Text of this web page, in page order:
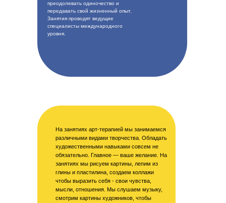
преодолевать одиночество и
передавать свой жизненный опыт.
Занятия проводят ведущие
специалисты международного
уровня.
На занятиях арт-терапией мы занимаемся
различными видами творчества. Обладать
художественными навыками совсем не
обязательно. Главное — ваше желание. На
занятиях мы рисуем картины, лепим из
глины и пластилина, создаем коллажи
чтобы выразить себя - свои чувства,
мысли, отношения. Мы слушаем музыку,
смотрим картины художников, чтобы